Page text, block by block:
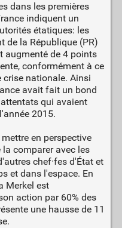
dans les premières
indiquent un
étatiques: les
de la République (PR)
augmenté de 4 points
conformément à ce
nationale. Ainsi
avait fait un bond
qui avaient
2015.
en perspective
comparer avec les
chef·fes d'État et
et dans l'espace. En
Merkel est
action par 60% des
une hausse de 11